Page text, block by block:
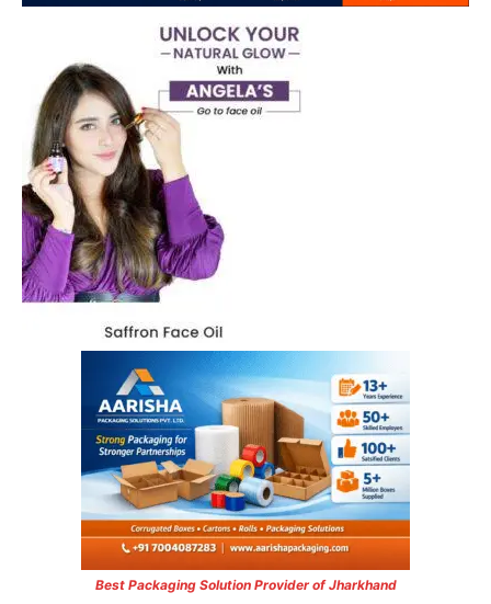
Best Packaging Solution Provider of Jharkhand